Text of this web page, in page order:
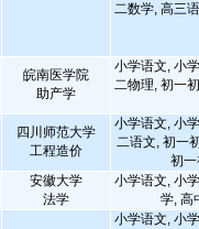
二数学, 高三
皖南医学院
助产学
小学语文, 小
二物理, 初一
四川师范大学
工程造价
小学语文, 小
二语文, 初一
初
安徽大学
法学
小学语文, 小
学, 高
小学语文, 小